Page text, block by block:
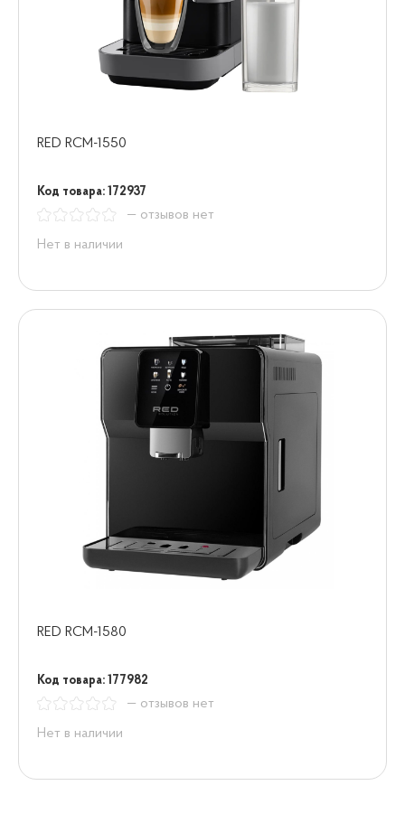
RED RCM-1550
Код товара: 172937
— отзывов нет
Нет в наличии
RED RCM-1580
Код товара: 177982
— отзывов нет
Нет в наличии